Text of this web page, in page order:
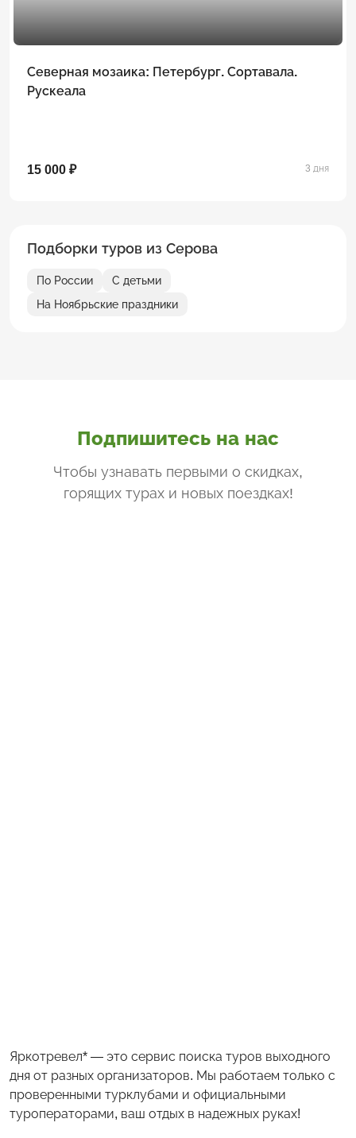
Северная мозаика: Петербург. Сортавала.
Рускеала
15 000 ₽ 3 дня
Подборки туров из Серова
По России
С детьми
На Ноябрьские праздники
Подпишитесь на нас
Чтобы узнавать первыми о скидках,
горящих турах и новых поездках!
Яркотревел* — это сервис поиска туров выходного
дня от разных организаторов. Мы работаем только с
проверенными турклубами и официальными
туроператорами, ваш отдых в надежных руках!